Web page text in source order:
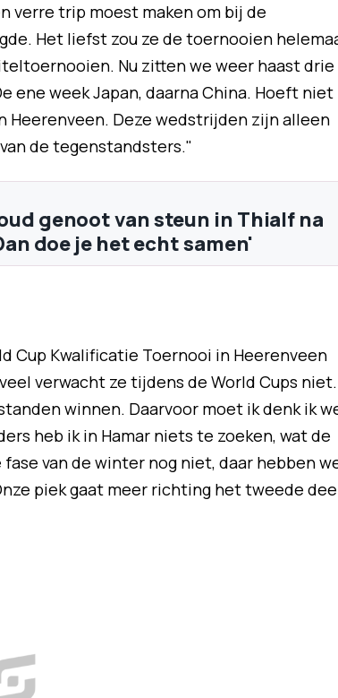
verre trip moest maken om bij de
Het liefst zou ze de toernooien
Nu zitten we weer haast drie
ene week Japan, daarna China. Hoeft niet
Heerenveen. Deze wedstrijden zijn alleen
de tegenstandsters."
genoot van steun in Thialf na
doe je het echt samen'
Cup Kwalificatie Toernooi in Heerenveen
verwacht ze tijdens de World Cups niet.
winnen. Daarvoor moet ik denk ik
heb ik in Hamar niets te zoeken, wat de
van de winter nog niet, daar hebben
piek gaat meer richting het tweede